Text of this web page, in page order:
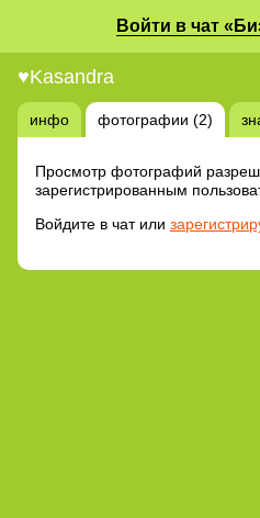
Войти в чат
♥Kasandra
инфо фотографии (2)
Просмотр фотографий
зарегистрированным
Войдите в чат или